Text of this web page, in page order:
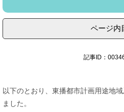
ページ内
記事ID：
以下のとおり、東播都市計画用途地
ました。